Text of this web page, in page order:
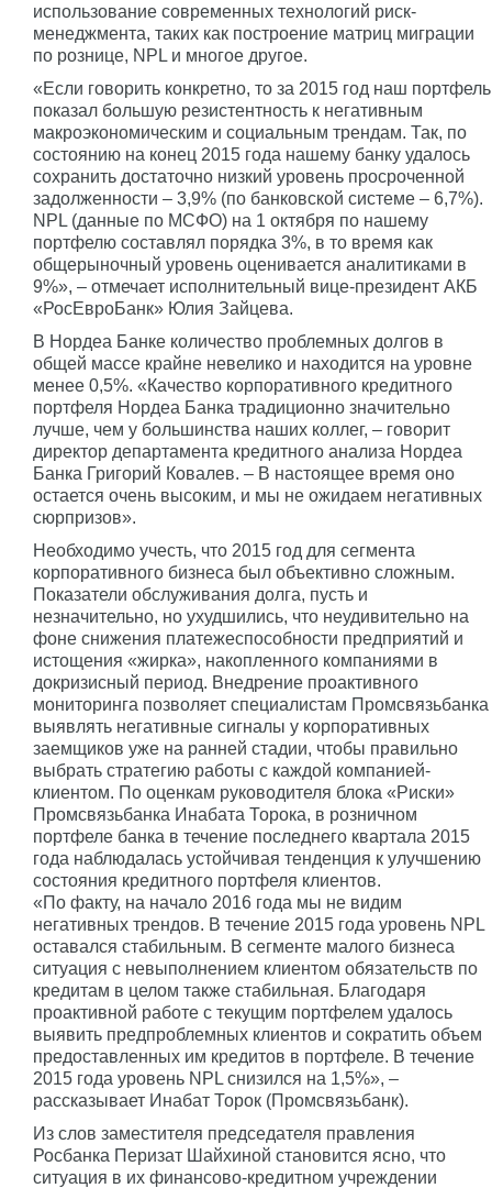
использование современных технологий риск-
менеджмента, таких как построение матриц миграции
по рознице, NPL и многое другое.
«Если говорить конкретно, то за 2015 год наш портфель
показал большую резистентность к негативным
макроэкономическим и социальным трендам. Так, по
состоянию на конец 2015 года нашему банку удалось
сохранить достаточно низкий уровень просроченной
задолженности – 3,9% (по банковской системе – 6,7%).
NPL (данные по МСФО) на 1 октября по нашему
портфелю составлял порядка 3%, в то время как
общерыночный уровень оценивается аналитиками в
9%», – отмечает исполнительный вице-президент АКБ
«РосЕвроБанк» Юлия Зайцева.
В Нордеа Банке количество проблемных долгов в
общей массе крайне невелико и находится на уровне
менее 0,5%. «Качество корпоративного кредитного
портфеля Нордеа Банка традиционно значительно
лучше, чем у большинства наших коллег, – говорит
директор департамента кредитного анализа Нордеа
Банка Григорий Ковалев. – В настоящее время оно
остается очень высоким, и мы не ожидаем негативных
сюрпризов».
Необходимо учесть, что 2015 год для сегмента
корпоративного бизнеса был объективно сложным.
Показатели обслуживания долга, пусть и
незначительно, но ухудшились, что неудивительно на
фоне снижения платежеспособности предприятий и
истощения «жирка», накопленного компаниями в
докризисный период. Внедрение проактивного
мониторинга позволяет специалистам Промсвязьбанка
выявлять негативные сигналы у корпоративных
заемщиков уже на ранней стадии, чтобы правильно
выбрать стратегию работы с каждой компанией-
клиентом. По оценкам руководителя блока «Риски»
Промсвязьбанка Инабата Торока, в розничном
портфеле банка в течение последнего квартала 2015
года наблюдалась устойчивая тенденция к улучшению
состояния кредитного портфеля клиентов.
«По факту, на начало 2016 года мы не видим
негативных трендов. В течение 2015 года уровень NPL
оставался стабильным. В сегменте малого бизнеса
ситуация с невыполнением клиентом обязательств по
кредитам в целом также стабильная. Благодаря
проактивной работе с текущим портфелем удалось
выявить предпроблемных клиентов и сократить объем
предоставленных им кредитов в портфеле. В течение
2015 года уровень NPL снизился на 1,5%», –
рассказывает Инабат Торок (Промсвязьбанк).
Из слов заместителя председателя правления
Росбанка Перизат Шайхиной становится ясно, что
ситуация в их финансово-кредитном учреждении